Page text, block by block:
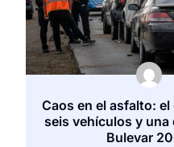
Caos en el asfalto:
seis vehículos y una
Bulevar